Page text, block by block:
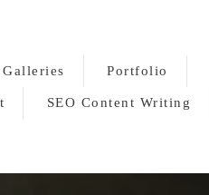
Galleries Portfolio
SEO Content Writing